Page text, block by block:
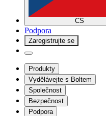
CS
Podpora
Zaregistrujte se
Produkty
Vydělávejte s Boltem
Společnost
Bezpečnost
Podpora